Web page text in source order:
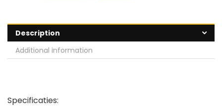
Description
Additional information
Specificaties: